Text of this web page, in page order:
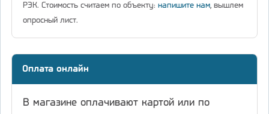
РЭК. Стоимость считаем по объекту: напишите нам, вышлем
опросный лист.
Оплата онлайн
В магазине оплачивают картой или по